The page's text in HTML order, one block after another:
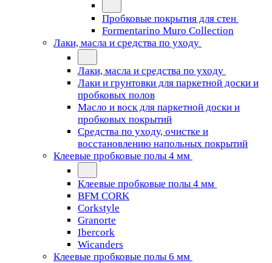
Пробковые покрытия для стен
Formentarino Muro Collection
Лаки, масла и средства по уходу
Лаки, масла и средства по уходу
Лаки и грунтовки для паркетной доски и
пробковых полов
Масло и воск для паркетной доски и
пробковых покрытий
Средства по уходу, очистке и
восстановлению напольных покрытий
Клеевые пробковые полы 4 мм
Клеевые пробковые полы 4 мм
BFM CORK
Corkstyle
Granorte
Ibercork
Wicanders
Клеевые пробковые полы 6 мм